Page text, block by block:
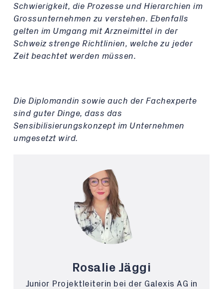
Schwierigkeit, die Prozesse und Hierarchien im
Grossunternehmen zu verstehen. Ebenfalls
gelten im Umgang mit Arzneimittel in der
Schweiz strenge Richtlinien, welche zu jeder
Zeit beachtet werden müssen.
Die Diplomandin sowie auch der Fachexperte
sind guter Dinge, dass das
Sensibilisierungskonzept im Unternehmen
umgesetzt wird.
Rosalie Jäggi
Junior Projektleiterin bei der Galexis AG in